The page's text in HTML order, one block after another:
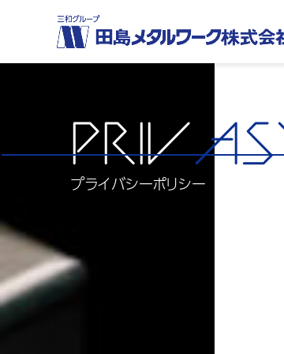
PRIV
プライバシーポリシー